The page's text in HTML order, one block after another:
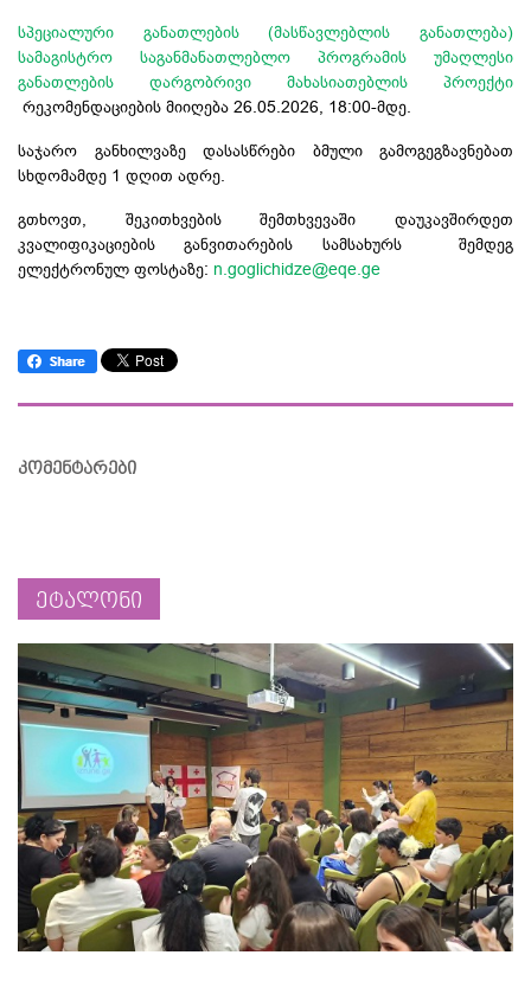
სპეციალური განათლების (მასწავლებლის განათლება)
სამაგისტრო საგანმანათლებლო პროგრამის უმაღლესი
განათლების დარგობრივი მახასიათებლის პროექტი
რეკომენდაციების მიიღება 26.05.2026, 18:00-მდე.
საჯარო განხილვაზე დასასწრები ბმული გამოგეგზავნებათ
სხდომამდე 1 დღით ადრე.
გთხოვთ, შეკითხვების შემთხვევაში დაუკავშირდეთ
კვალიფიკაციების განვითარების სამსახურს შემდეგ
ელექტრონულ ფოსტაზე: n.goglichidze@eqe.ge
კომენტარები
ეტალონი